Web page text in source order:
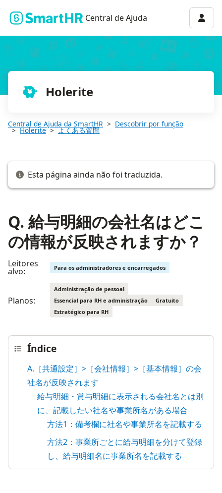
Central de Ajuda
Holerite
Central de Ajuda da SmartHR Descobrir por função
Holerite よくある質問
Esta página ainda não foi traduzida.
Q. 給与明細の会社名はどこ
の情報が反映されますか？
Leitores
alvo: Para os administradores e encarregados
Planos:
Administração de pessoal
Essencial para RH e administração
Gratuito
Estratégico para RH
Índice
A.［共通設定］>［会社情報］>［基本情報］の会
社名が反映されます
給与明細・賞与明細に表示される会社名とは別
に、記載したい社名や事業所名がある場合
方法1：備考欄に社名や事業所名を記載する
方法2：事業所ごとに給与明細を分けて登録
し、給与明細名に事業所名を記載する